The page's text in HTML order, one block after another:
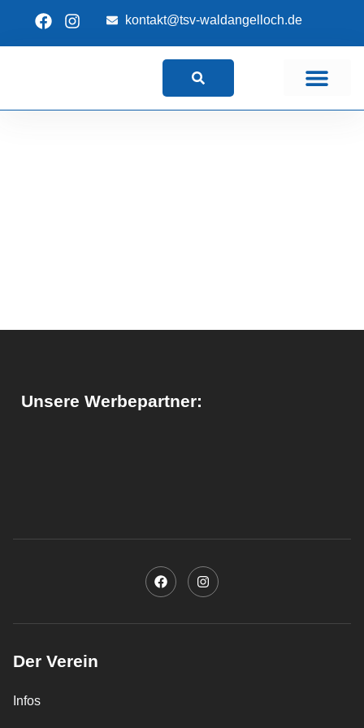
kontakt@tsv-waldangelloch.de
Suchen
Unsere Werbepartner:
Der Verein
Infos